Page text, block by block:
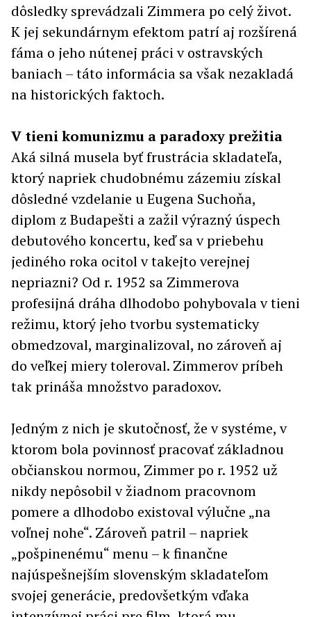
dôsledky sprevádzali Zimmera po celý život.
K jej sekundárnym efektom patrí aj rozšírená
fáma o jeho nútenej práci v ostravských
baniach – táto informácia sa však nezakladá
na historických faktoch.
V tieni komunizmu a paradoxy prežitia
Aká silná musela byť frustrácia skladateľa,
ktorý napriek chudobnému zázemiu získal
dôsledné vzdelanie u Eugena Suchoňa,
diplom z Budapešti a zažil výrazný úspech
debutového koncertu, keď sa v priebehu
jediného roka ocitol v takejto verejnej
nepriazni? Od r. 1952 sa Zimmerova
profesijná dráha dlhodobo pohybovala v tieni
režimu, ktorý jeho tvorbu systematicky
obmedzoval, marginalizoval, no zároveň aj
do veľkej miery toleroval. Zimmerov príbeh
tak prináša množstvo paradoxov.
Jedným z nich je skutočnosť, že v systéme, v
ktorom bola povinnosť pracovať základnou
občianskou normou, Zimmer po r. 1952 už
nikdy nepôsobil v žiadnom pracovnom
pomere a dlhodobo existoval výlučne „na
voľnej nohe“. Zároveň patril – napriek
„pošpinenému“ menu – k finančne
najúspešnejším slovenským skladateľom
svojej generácie, predovšetkým vďaka